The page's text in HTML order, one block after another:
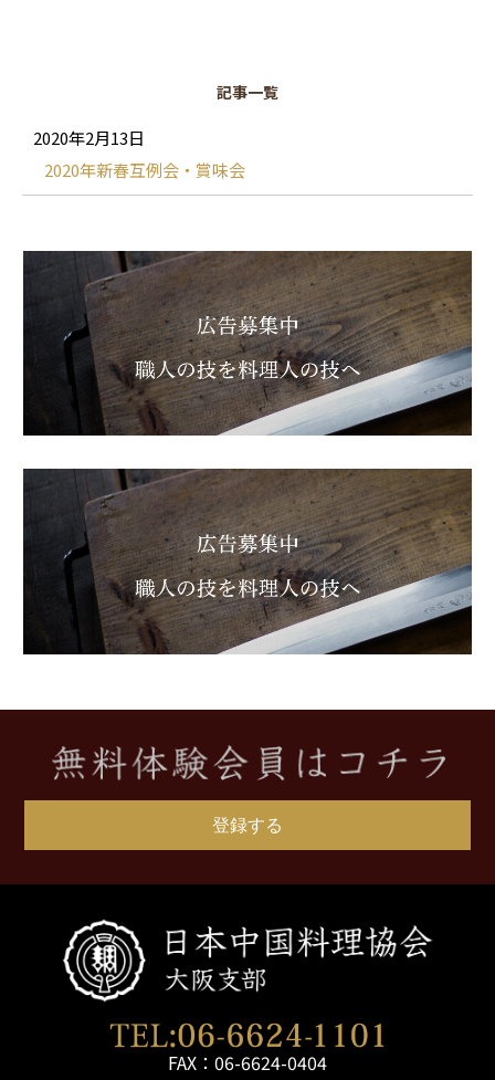
記事一覧
2020年2月13日
2020年新春互例会・賞味会
登録する
FAX：06-6624-0404